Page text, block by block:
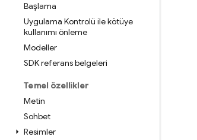
Başlama
Uygulama Kontrolü ile kötüye
kullanımı önleme
Modeller
SDK referans belgeleri
Temel özellikler
Metin
Sohbet
Resimler